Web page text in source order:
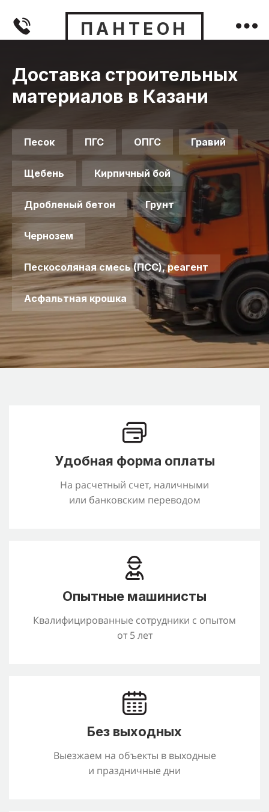
ПАНТЕОН
Доставка строительных
материалов в Казани
Песок ПГС ОПГС Гравий
Щебень Кирпичный бой
Дробленый бетон Грунт
Чернозем
Пескосоляная смесь (ПСС), реагент
Асфальтная крошка
Удобная форма оплаты
На расчетный счет, наличными
или банковским переводом
Опытные машинисты
Квалифицированные сотрудники с опытом
от 5 лет
Без выходных
Выезжаем на объекты в выходные
и праздничные дни